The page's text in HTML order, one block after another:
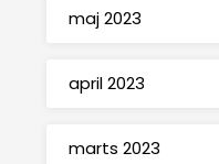
maj 2023
april 2023
marts 2023